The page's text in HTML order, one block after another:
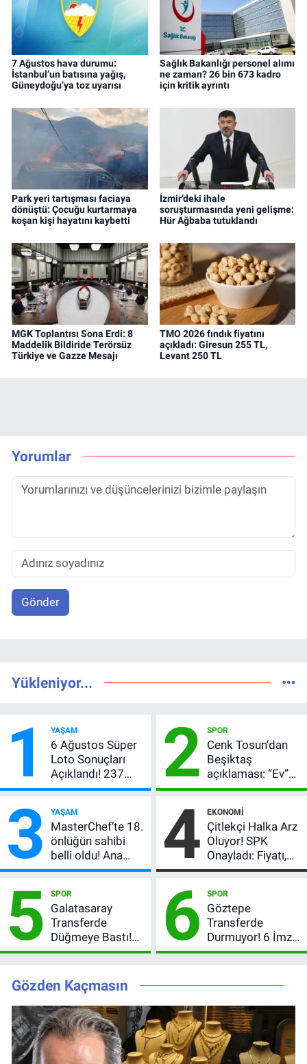
7 Ağustos hava durumu:
İstanbul’un batısına yağış,
Güneydoğu’ya toz uyarısı
Sağlık Bakanlığı personel alımı
ne zaman? 26 bin 673 kadro
için kritik ayrıntı
Park yeri tartışması faciaya
dönüştü: Çocuğu kurtarmaya
koşan kişi hayatını kaybetti
İzmir’deki ihale
soruşturmasında yeni gelişme:
Hür Ağbaba tutuklandı
MGK Toplantısı Sona Erdi: 8
Maddelik Bildiride Terörsüz
Türkiye ve Gazze Mesajı
TMO 2026 fındık fiyatını
açıkladı: Giresun 255 TL,
Levant 250 TL
Yorumlar
Gönder
Yükleniyor...
1 YAŞAM
6 Ağustos Süper
Loto Sonuçları
Açıklandı! 237
Milyon TL’lik
2 SPOR
Cenk Tosun’dan
Beşiktaş
açıklaması: “Ev”
dedi, asıl mesajı
verdi
3 YAŞAM
MasterChef’te 18.
önlüğün sahibi
belli oldu! Ana
kadroya giren
oldu?
4 EKONOMI
Çitlekçi Halka Arz
Oluyor! SPK
Onayladı: Fiyatı,
Lot Sayısı ve
Tarihi
5 SPOR
Galatasaray
Transferde
Düğmeye Bastı!
Leao, Camavinga
Durum
6 SPOR
Göztepe
Transferde
Durmuyor! 6 İmza
Sonrası Yeni
Gözden Kaçmasın